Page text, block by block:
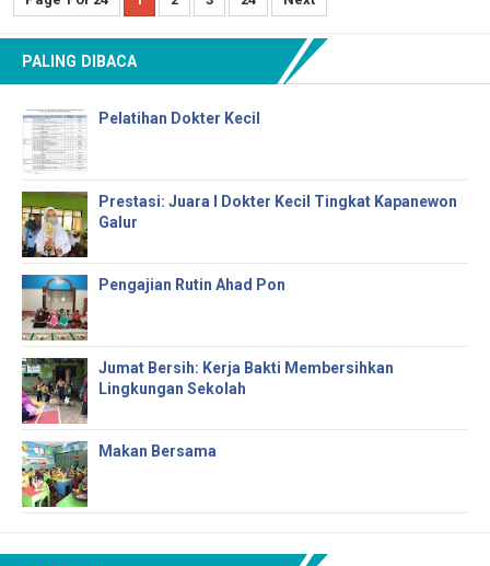
PALING DIBACA
Pelatihan Dokter Kecil
Prestasi: Juara I Dokter Kecil Tingkat Kapanewon
Galur
Pengajian Rutin Ahad Pon
Jumat Bersih: Kerja Bakti Membersihkan
Lingkungan Sekolah
Makan Bersama